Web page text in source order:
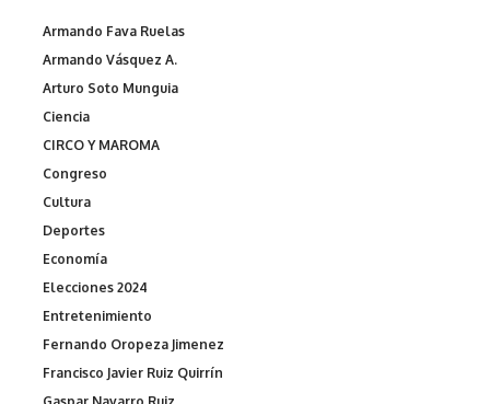
Armando Fava Ruelas
Armando Vásquez A.
Arturo Soto Munguia
Ciencia
CIRCO Y MAROMA
Congreso
Cultura
Deportes
Economía
Elecciones 2024
Entretenimiento
Fernando Oropeza Jimenez
Francisco Javier Ruiz Quirrín